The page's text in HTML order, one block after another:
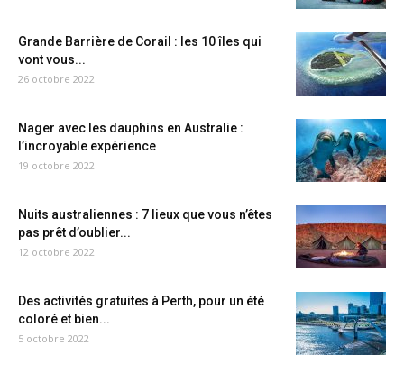
Grande Barrière de Corail : les 10 îles qui
vont vous...
26 octobre 2022
Nager avec les dauphins en Australie :
l’incroyable expérience
19 octobre 2022
Nuits australiennes : 7 lieux que vous n’êtes
pas prêt d’oublier...
12 octobre 2022
Des activités gratuites à Perth, pour un été
coloré et bien...
5 octobre 2022